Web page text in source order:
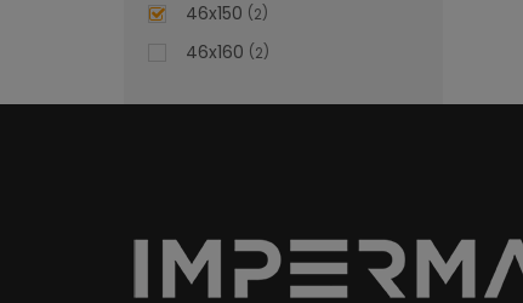
46x150 2
46x160 2